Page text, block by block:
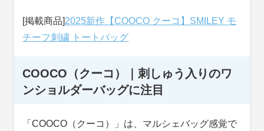
[掲載商品]2025新作【COOCO クーコ】SMILEY モ
チーフ刺繍 トートバッグ
COOCO（クーコ）｜刺しゅう入りのワ
ンショルダーバッグに注目
「COOCO（クーコ）」は、マルシェバッグ感覚で